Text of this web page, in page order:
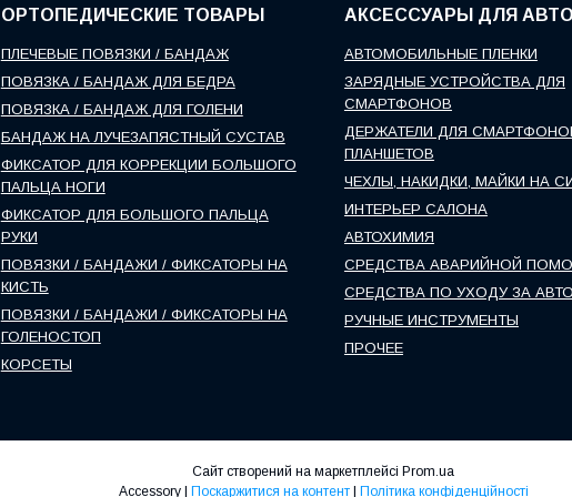
ОРТОПЕДИЧЕСКИЕ ТОВАРЫ
ПЛЕЧЕВЫЕ ПОВЯЗКИ / БАНДАЖ
ПОВЯЗКА / БАНДАЖ ДЛЯ БЕДРА
ПОВЯЗКА / БАНДАЖ ДЛЯ ГОЛЕНИ
БАНДАЖ НА ЛУЧЕЗАПЯСТНЫЙ СУСТАВ
ФИКСАТОР ДЛЯ КОРРЕКЦИИ БОЛЬШОГО
ПАЛЬЦА НОГИ
ФИКСАТОР ДЛЯ БОЛЬШОГО ПАЛЬЦА
РУКИ
ПОВЯЗКИ / БАНДАЖИ / ФИКСАТОРЫ НА
КИСТЬ
ПОВЯЗКИ / БАНДАЖИ / ФИКСАТОРЫ НА
ГОЛЕНОСТОП
КОРСЕТЫ
АКСЕССУАРЫ ДЛЯ АВТО
АВТОМОБИЛЬНЫЕ ПЛЕНКИ
ЗАРЯДНЫЕ УСТРОЙСТВА ДЛЯ
СМАРТФОНОВ
ДЕРЖАТЕЛИ ДЛЯ
ПЛАНШЕТОВ
ЧЕХЛЫ, НАКИДКИ, МАЙКИ НА
ИНТЕРЬЕР САЛОНА
АВТОХИМИЯ
СРЕДСТВА АВАРИЙНОЙ
СРЕДСТВА ПО УХОДУ ЗА АВТО
РУЧНЫЕ ИНСТРУМЕНТЫ
ПРОЧЕЕ
Сайт створений на маркетплейсі Prom.ua
Поскаржитися на контент Політика конфіденційності